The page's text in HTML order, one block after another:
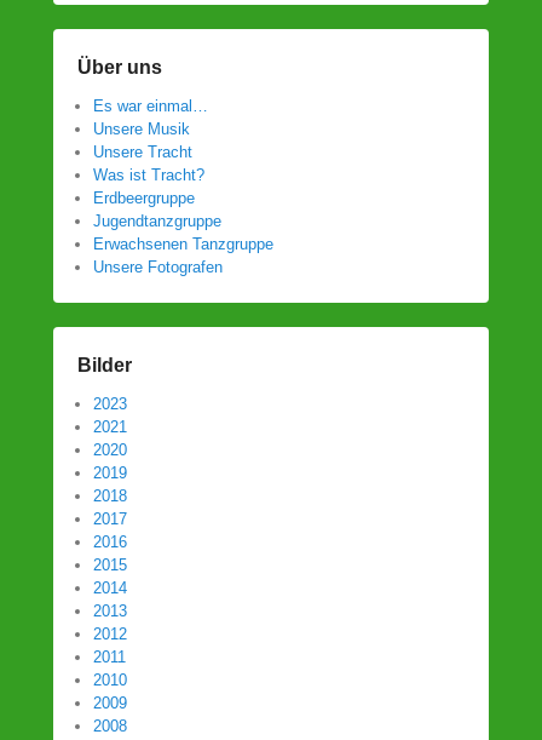
Über uns
Es war einmal…
Unsere Musik
Unsere Tracht
Was ist Tracht?
Erdbeergruppe
Jugendtanzgruppe
Erwachsenen Tanzgruppe
Unsere Fotografen
Bilder
2023
2021
2020
2019
2018
2017
2016
2015
2014
2013
2012
2011
2010
2009
2008